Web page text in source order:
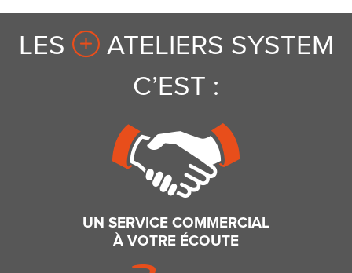
LES
ATELIERS SYSTEM
C’EST :
UN SERVICE COMMERCIAL
À VOTRE ÉCOUTE